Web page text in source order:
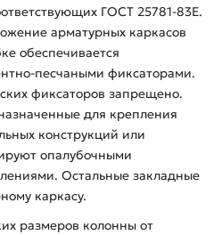
ГОСТ 25781-83Е.
арматурных каркасов
обеспечивается
песчаными фиксаторами.
фиксаторов запрещено.
для крепления
конструкций или
опалубочными
Остальные закладные
каркасу.
размеров колонны от